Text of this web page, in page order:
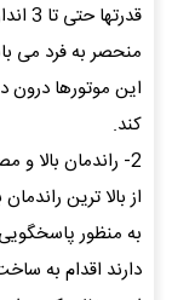
منحصر به فرد می
این موتورها درون
کند.
2- راندمان بالا
از بالا ترین
به منظور
دارند اقدام به